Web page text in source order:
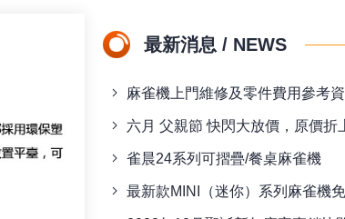
最新消息 / NEWS
麻雀機上門維修及零件費用參考資料︰
六月 父親節 快閃大放價，原價折
雀晨24系列可摺疊/餐桌麻雀機
最新款MINI（迷你）系列麻雀機免費升